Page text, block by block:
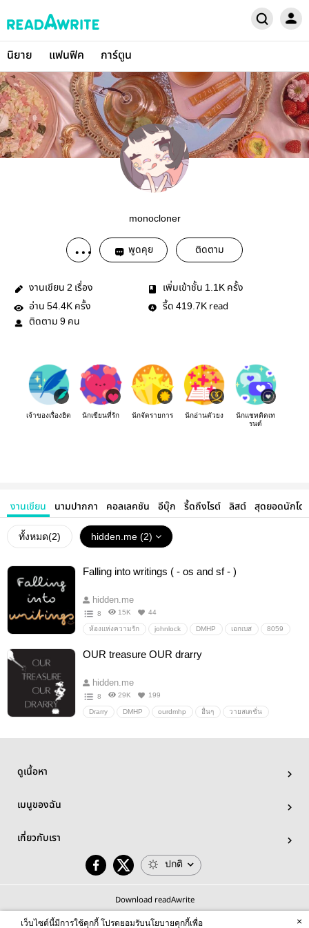
นิยาย แฟนฟิค การ์ตูน
monocloner
พูดคุย ติดตาม
งานเขียน 2 เรื่อง เพิ่มเข้าชั้น 1.1K ครั้ง
อ่าน 54.4K ครั้ง รี้ด 419.7K read
ติดตาม 9 คน
เจ้าของเรื่องฮิต นักเขียนที่รัก นักจัดรายการ นักอ่านตัวยง
นักแชทติดเท
รนด์
งานเขียน นามปากกา คอลเลคชัน อีบุ๊ก รี้ดถึงไรต์ ลิสต์ สุดยอดนักโด
ทั้งหมด(2) hidden.me (2)
Falling into writings ( - os and sf - )
hidden.me
8 15K 44
ห้องแห่งความรัก johnlock DMHP เอกเบส 8059
OUR treasure OUR drarry
hidden.me
8 29K 199
Drarry DMHP ourdmhp อื่นๆ วายสเตชั่น
ดูเนื้อหา
เมนูของฉัน
เกี่ยวกับเรา
ปกติ
Download readAwrite
เว็บไซต์นี้มีการใช้คุกกี้ โปรดยอมรับนโยบายคุกกี้เพื่อ ×